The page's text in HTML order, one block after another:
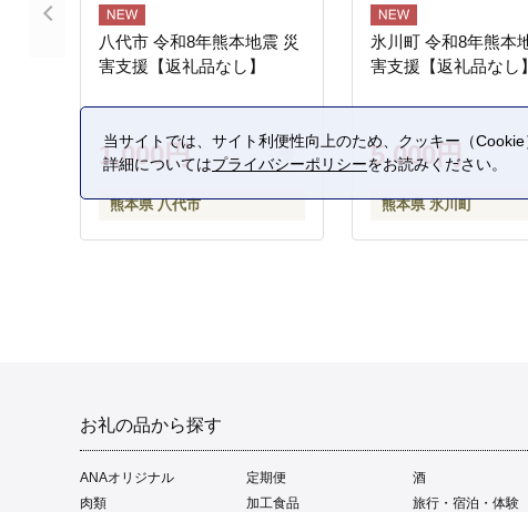
八代市 令和8年熊本地震 災
害支援【返礼品なし】
1,000円
熊本県 八代市
氷川町 令和8年熊本
害支援【返礼品なし】
5,000円
熊本県 氷川町
お礼の品から探す
ANAオリジナル 定期便
酒
肉類
加工食品 旅行・宿泊・体験
当サイトでは、サイト利便性向上のため、クッキー（
詳細についてはプライバシーポリシーをお読みください。